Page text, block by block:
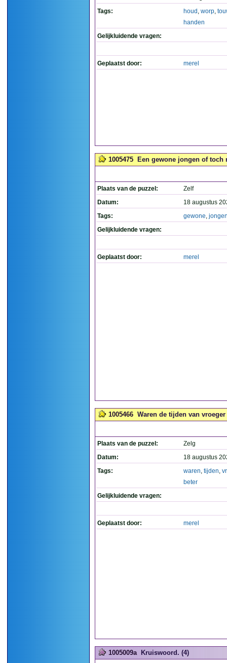
Tags:
houd , worp,
handen
Gelijkluidende vragen:
Geplaatst door: merel
1005475 Een gewone jongen of toch
Plaats van de puzzel:
Zelf
Datum:
18 augustus
Tags:
gewone,
Gelijkluidende vragen:
Geplaatst door: merel
1005466 Waren de tijden van
Plaats van de puzzel:
Zelg
Datum:
18 augustus
Tags:
waren, tijden,
beter
Gelijkluidende vragen:
Geplaatst door: merel
1005009a Kruiswoord. (4)